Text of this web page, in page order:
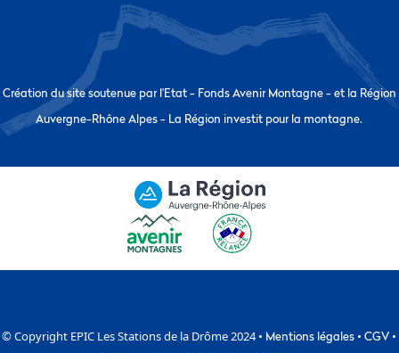
Création du site soutenue par l’Etat - Fonds Avenir Montagne - et la Région
Auvergne-Rhône Alpes - La Région investit pour la montagne.
© Copyright EPIC Les Stations de la Drôme 2024 • Mentions légales •CGV •